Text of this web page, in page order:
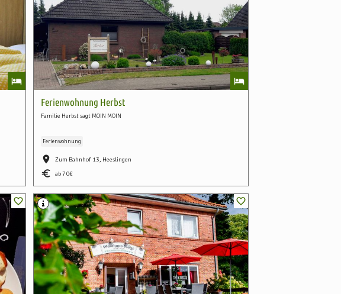
Ferienwohnung Herbst
Familie Herbst sagt MOIN MOIN
Zum Bahnhof 13, Heeslingen
ab 70
Ferienwohnung